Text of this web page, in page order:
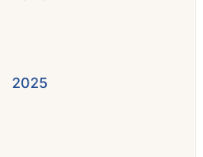
2025